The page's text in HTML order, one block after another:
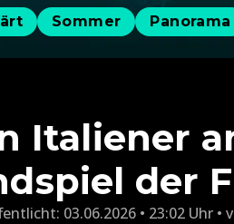
Sommer Panorama
Italiener
der
03.06.2026 • 23:02 Uhr